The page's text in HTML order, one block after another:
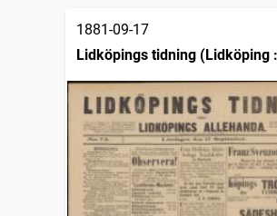
1881-09-17
Lidköpings tidning (Lidköping